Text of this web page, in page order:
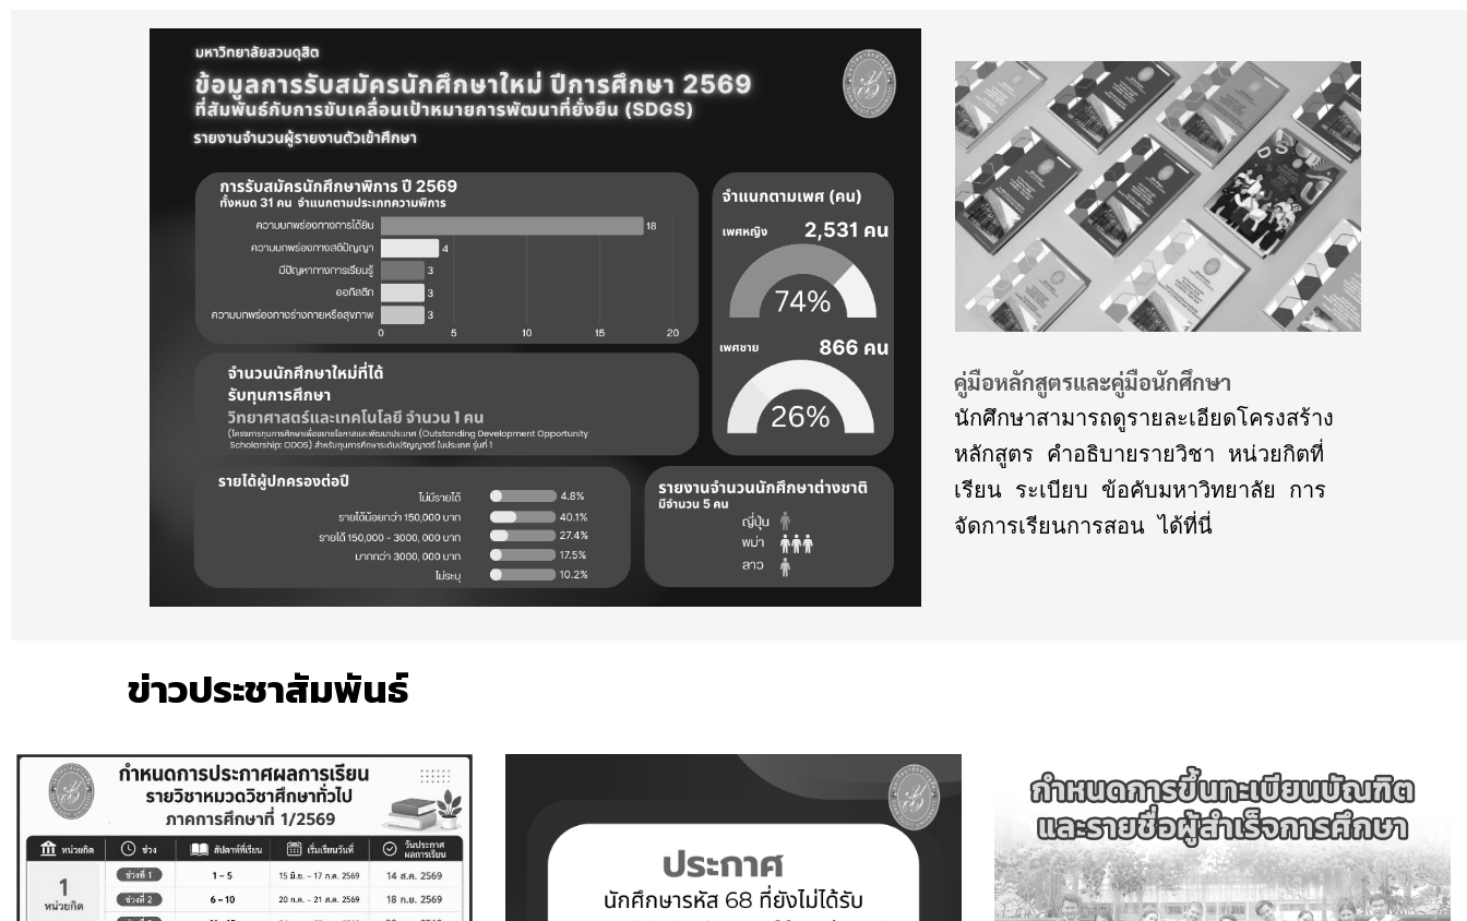
เอกสารประกอบการสอน
แนวปฏิบัติการคุ้มครองข้อมูลส่วนบุคคล (PDPA)
แบบฟอร์มสำหรับนักศึกษา
แบบฟอร์มสำหรับอาจารย์ / เจ้าหน้าที่
โครงสร้างหลักสูตร
คำสั่งมหาวิทยาลัยสวนดุสิต แต่งตั้ง อาจารย์ผู้สอน อาจารย์พิเศษ อาจารย์ที่ปรึกษา
คู่มือหลักสูตรและคู่มือนักศึกษา
นักศึกษาสามารถดูรายละเอียดโครงสร้าง
หลักสูตร คำอธิบายรายวิชา หน่วยกิตที่
เรียน ระเบียบ ข้อคับมหาวิทยาลัย การ
จัดการเรียนการสอน ได้ที่นี่
ข่าวประชาสัมพันธ์